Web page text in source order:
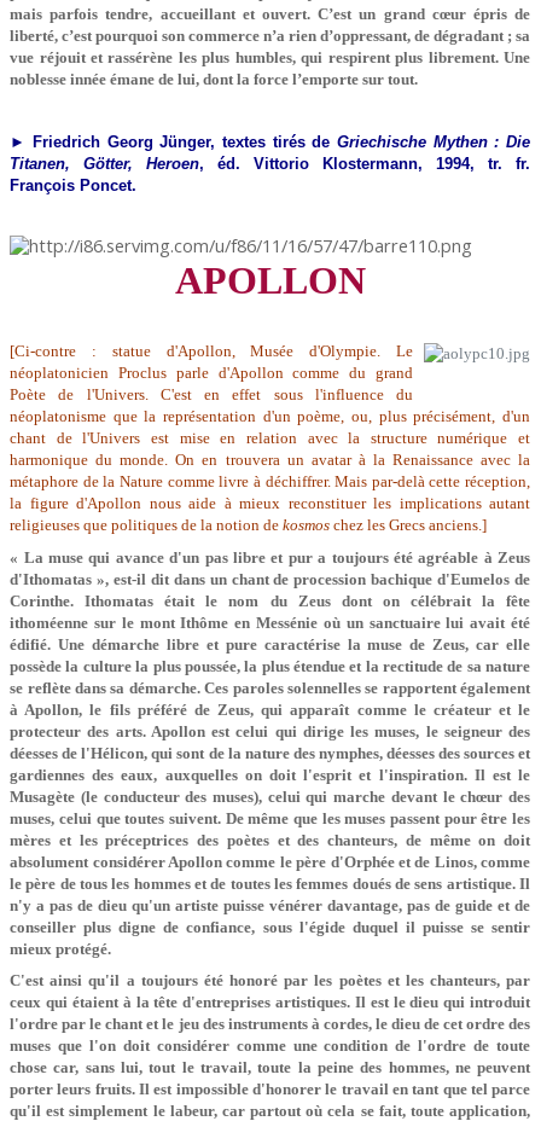
mais parfois tendre, accueillant et ouvert. C’est un grand cœur épris de
liberté, c’est pourquoi son commerce n’a rien d’oppressant, de dégradant ; sa
vue réjouit et rassérène les plus humbles, qui respirent plus librement. Une
noblesse innée émane de lui, dont la force l’emporte sur tout.
► Friedrich Georg Jünger, textes tirés deGriechische Mythen : Die
Titanen, Götter, Heroen, éd. Vittorio Klostermann, 1994, tr. fr.
François Poncet.
APOLLON
[Ci-contre : statue d'Apollon, Musée d'Olympie. Le
néoplatonicien Proclus parle d'Apollon comme du grand
Poète de l'Univers. C'est en effet sous l'influence du
néoplatonisme que la représentation d'un poème, ou, plus précisément, d'un
chant de l'Univers est mise en relation avec la structure numérique et
harmonique du monde. On en trouvera un avatar à la Renaissance avec la
métaphore de la Nature comme livre à déchiffrer. Mais par-delà cette réception,
la figure d'Apollon nous aide à mieux reconstituer les implications autant
religieuses que politiques de la notion dekosmos chez les Grecs anciens.]
« La muse qui avance d'un pas libre et pur a toujours été agréable à Zeus
d'Ithomatas », est-il dit dans un chant de procession bachique d'Eumelos de
Corinthe. Ithomatas était le nom du Zeus dont on célébrait la fête
ithoméenne sur le mont Ithôme en Messénie où un sanctuaire lui avait été
édifié. Une démarche libre et pure caractérise la muse de Zeus, car elle
possède la culture la plus poussée, la plus étendue et la rectitude de sa nature
se reflète dans sa démarche. Ces paroles solennelles se rapportent également
à Apollon, le fils préféré de Zeus, qui apparaît comme le créateur et le
protecteur des arts. Apollon est celui qui dirige les muses, le seigneur des
déesses de l'Hélicon, qui sont de la nature des nymphes, déesses des sources et
gardiennes des eaux, auxquelles on doit l'esprit et l'inspiration. Il est le
Musagète (le conducteur des muses), celui qui marche devant le chœur des
muses, celui que toutes suivent. De même que les muses passent pour être les
mères et les préceptrices des poètes et des chanteurs, de même on doit
absolument considérer Apollon comme le père d'Orphée et de Linos, comme
le père de tous les hommes et de toutes les femmes doués de sens artistique. Il
n'y a pas de dieu qu'un artiste puisse vénérer davantage, pas de guide et de
conseiller plus digne de confiance, sous l'égide duquel il puisse se sentir
mieux protégé.
C'est ainsi qu'il a toujours été honoré par les poètes et les chanteurs, par
ceux qui étaient à la tête d'entreprises artistiques. Il est le dieu qui introduit
l'ordre par le chant et le jeu des instruments à cordes, le dieu de cet ordre des
muses que l'on doit considérer comme une condition de l'ordre de toute
chose car, sans lui, tout le travail, toute la peine des hommes, ne peuvent
porter leurs fruits. Il est impossible d'honorer le travail en tant que tel parce
qu'il est simplement le labeur, car partout où cela se fait, toute application,